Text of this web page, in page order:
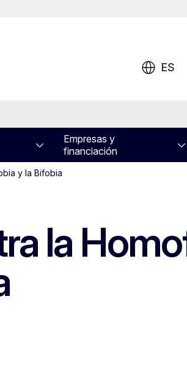
ES
Empresas y
financiación
y la Bifobia
la